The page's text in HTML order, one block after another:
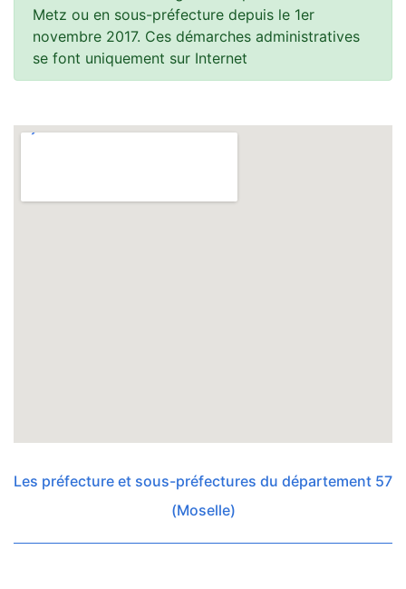
Metz ou en sous-préfecture depuis le 1er
novembre 2017. Ces démarches administratives
se font uniquement sur Internet
Les préfecture et sous-préfectures du département 57
(Moselle)